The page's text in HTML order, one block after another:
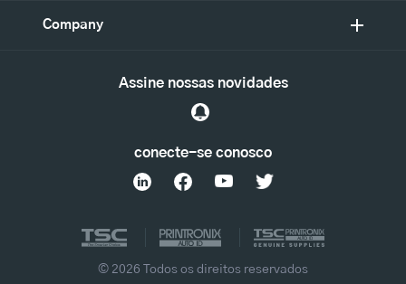
Company
conecte-se conosco
Assine nossas novidades
© 2026 Todos os direitos reservados